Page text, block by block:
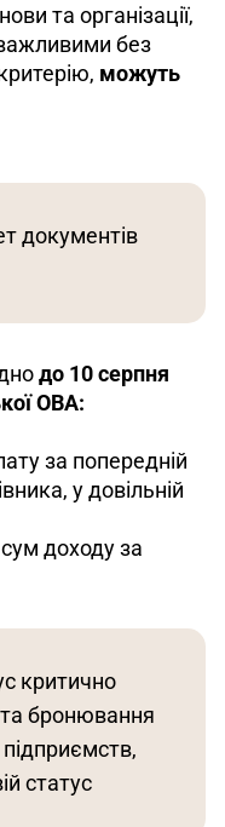
та організації,
без
можуть
документів
до 10 серпня
ОВА:
за попередній
у довільній
доходу за
критично
бронювання
статус